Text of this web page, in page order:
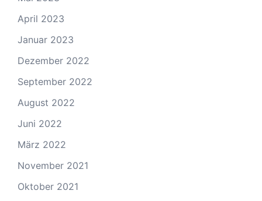
April 2023
Januar 2023
Dezember 2022
September 2022
August 2022
Juni 2022
März 2022
November 2021
Oktober 2021